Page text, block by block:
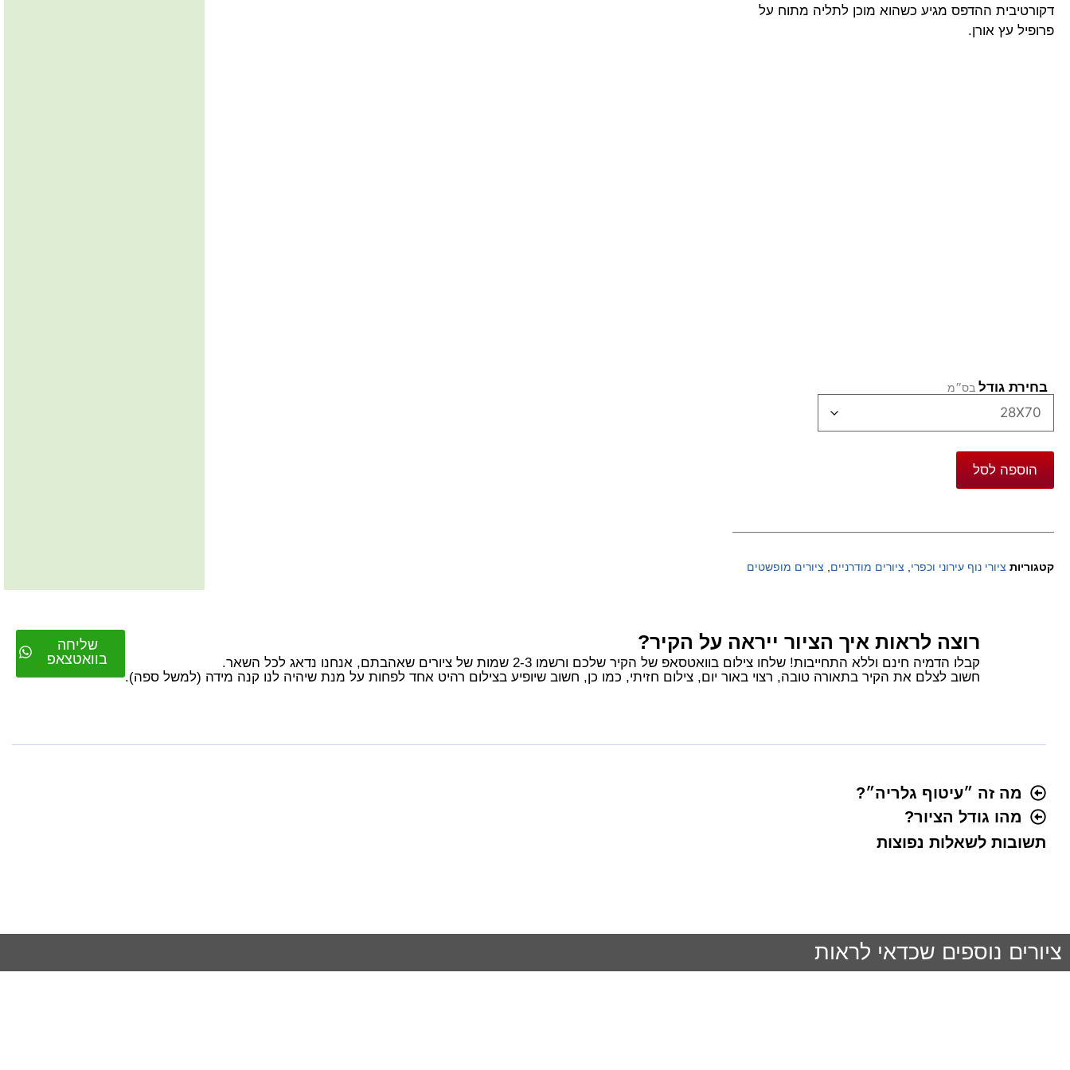
דקורטיבית ההדפס מגיע כשהוא מוכן לתליה מתוח על
פרופיל עץ אורן.
בחירת גודל
הוספה לסל
קטגוריות ציורי נוף עירוני וכפרי, ציורים מודרניים, ציורים מופשטים
שליחה
בוואטצאפ
רוצה לראות איך הציור ייראה על הקיר?
קבלו הדמיה חינם וללא התחייבות! שלחו צילום בוואטסאפ של הקיר שלכם ורשמו 2-3 שמות של ציורים שאהבתם, אנחנו נדאג לכל השאר.
חשוב לצלם את הקיר בתאורה טובה, רצוי באור יום, צילום חזיתי, כמו כן, חשוב שיופיע בצילום רהיט אחד לפחות על מנת שיהיה לנו קנה מידה (למשל ספה).
מה זה ״עיטוף גלריה״?
מהו גודל הציור?
תשובות לשאלות נפוצות
ציורים נוספים שכדאי לראות